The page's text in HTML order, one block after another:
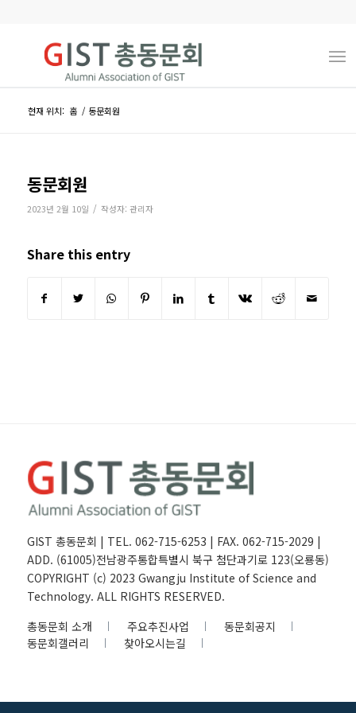
현재 위치: 홈 / 동문회원
동문회원
2023년 2월 10일 / 작성자: 관리자
Share this entry
GIST 총동문회 | TEL. 062-715-6253 | FAX. 062-715-2029 |
ADD. (61005)전남광주통합특별시 북구 첨단과기로 123(오룡동)
COPYRIGHT (c) 2023 Gwangju Institute of Science and
Technology. ALL RIGHTS RESERVED.
총동문회 소개
주요추진사업
동문회공지
동문회갤러리
찾아오시는길